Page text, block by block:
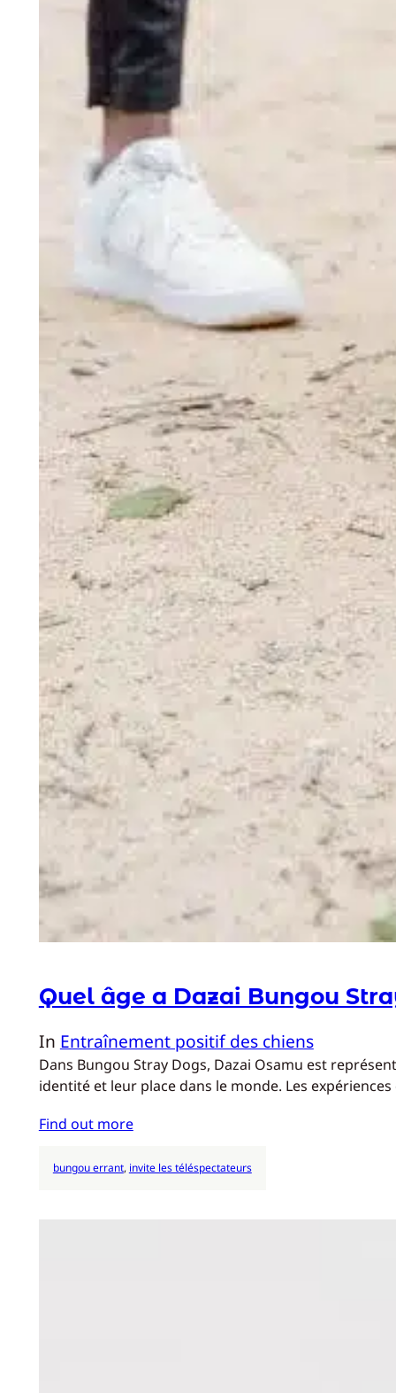
Quel âge a Dazai Bungou
In Entraînement positif des chiens
Dans Bungou Stray Dogs, Dazai Osamu est
identité et leur place dans le monde. Les
Find out more
bungou errant, invite les téléspectateurs